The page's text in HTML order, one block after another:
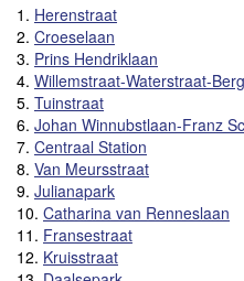
1. Herenstraat
2. Croeselaan
3. Prins Hendriklaan
4. Willemstraat-Waterstraat-
5. Tuinstraat
6. Johan Winnubstlaan-Franz
7. Centraal Station
8. Van Meursstraat
9. Julianapark
10. Catharina van Renneslaan
11. Fransestraat
12. Kruisstraat